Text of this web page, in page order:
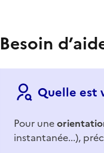
Besoin
Quelle est
Pour une
instantanée...),